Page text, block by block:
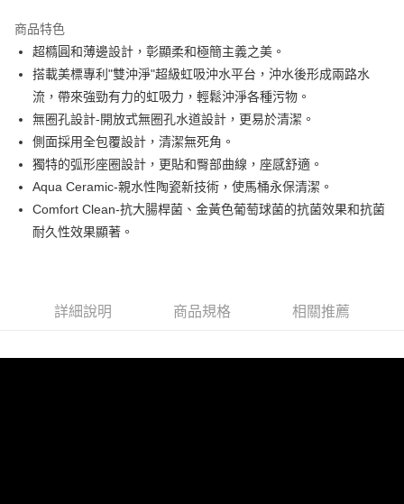
合作金庫商業銀行
華南商業銀行
彰化商業銀行
上海商業儲蓄銀行
台北富邦商業銀行
國泰世華商業銀行
兆豐國際商業銀行
臺灣中小企業銀行
台中商業銀行
匯豐（台灣）商業銀行
聯邦商業銀行
遠東國際商業銀行
元大商業銀行
永豐商業銀行
玉山商業銀行
星展（台灣）商業銀行
台新國際商業銀行
中國信託商業銀行
台灣樂天信用卡公司
6 期 0 利率 每期
華南商業銀行
彰化商業銀行
上海商業儲蓄銀行
台北富邦商業銀行
國泰世華商業銀行
兆豐國際商業銀行
臺灣中小企業銀行
台中商業銀行
匯豐（台灣）商業銀行
華泰商業銀行
遠東國際商業銀行
元大商業銀行
永豐商業銀行
玉山商業銀行
星展（台灣）商業銀行
台新國際商業銀行
12 期 0 利率 每期 NT$2,689
合作金庫商業銀行
第一商業銀行
上海商業儲蓄銀行
台北富邦商業銀行
國泰世華商業銀行
兆豐國際商業銀行
臺灣中小企業銀行
台中商業銀行
匯豐（台灣）商業銀行
華泰商業銀行
聯邦商業銀行
遠東國際商業銀行
元大商業銀行
玉山商業銀行
LINE Pay
Apple Pay
街口支付
ATM付款
運送方式
商品特色
超橢圓和薄邊設計，彰顯柔和極簡主義之美。
搭載美標專利"雙沖淨"超級虹吸沖水平台，沖水後形成兩路水
流，帶來強勁有力的虹吸力，輕鬆沖淨各種污物。
無圈孔設計-開放式無圈孔水道設計，更易於清潔。
側面採用全包覆設計，清潔無死角。
獨特的弧形座圈設計，更貼和臀部曲線，座感舒適。
Aqua Ceramic-親水性陶瓷新技術，使馬桶永保清潔。
Comfort Clean-抗大腸桿菌、金黃色葡萄球菌的抗菌效果和抗菌
耐久性效果顯著。
詳細說明 商品規格 相關推薦